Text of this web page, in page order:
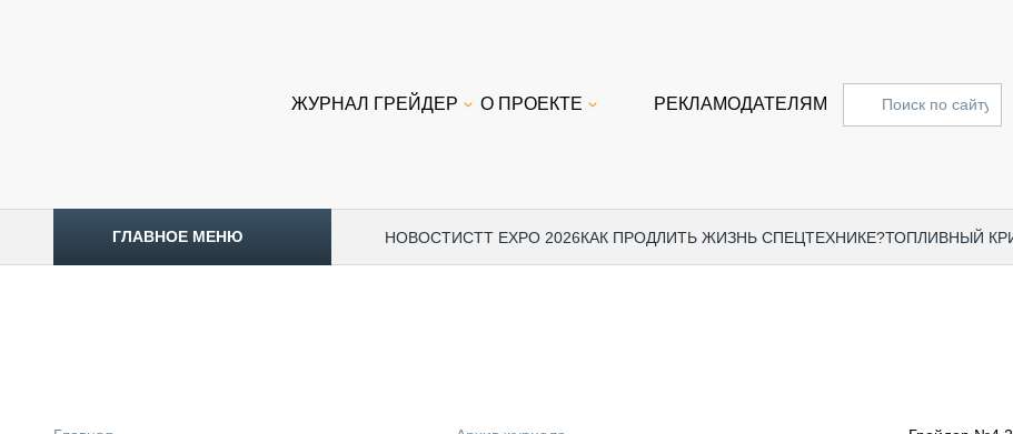
ЖУРНАЛ ГРЕЙДЕР О ПРОЕКТЕ РЕКЛАМОДАТЕЛЯМ
ГЛАВНОЕ МЕНЮ НОВОСТИCTT EXPO 2026КАК ПРОДЛИТЬ ЖИЗНЬ СПЕЦТЕХНИКЕ?ТОПЛИВНЫЙ